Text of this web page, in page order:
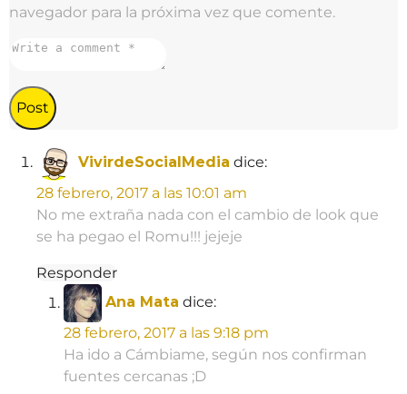
navegador para la próxima vez que comente.
VivirdeSocialMedia dice:
28 febrero, 2017 a las 10:01 am
No me extraña nada con el cambio de look que
se ha pegao el Romu!!! jejeje
Responder
Ana Mata dice:
28 febrero, 2017 a las 9:18 pm
Ha ido a Cámbiame, según nos confirman
fuentes cercanas ;D